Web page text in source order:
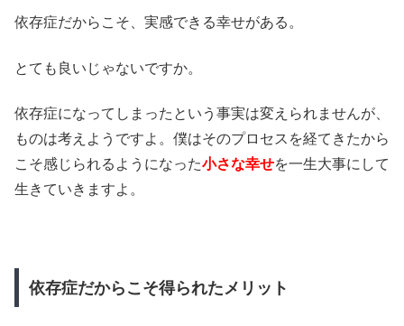
依存症だからこそ、実感できる幸せがある。
とても良いじゃないですか。
依存症になってしまったという事実は変えられませんが、
ものは考えようですよ。僕はそのプロセスを経てきたから
こそ感じられるようになった小さな幸せを一生大事にして
生きていきますよ。
依存症だからこそ得られたメリット